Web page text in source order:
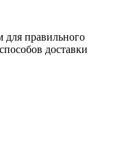
правильного
доставки